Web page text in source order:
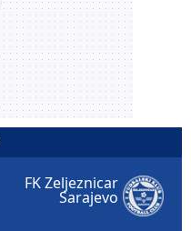
FK Zeljeznicar
Sarajevo